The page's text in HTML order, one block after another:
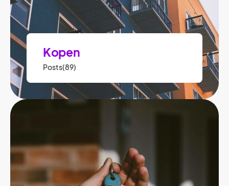
Kopen
Posts(89)